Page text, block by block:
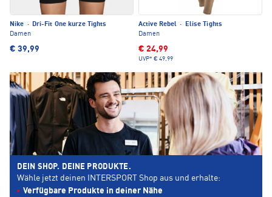
Nike ·
Dri-Fit One kurze Tights
Damen
€ 39,99
Active Rebel ·
Elise Tights
Damen
€ 24,99
UVP* € 49,99
DEIN SHOP. DEINE PRODUKTE.
Wähle jetzt deinen INTERSPORT Shop aus und erhalte:
Verfügbare Produkte in deiner Nähe